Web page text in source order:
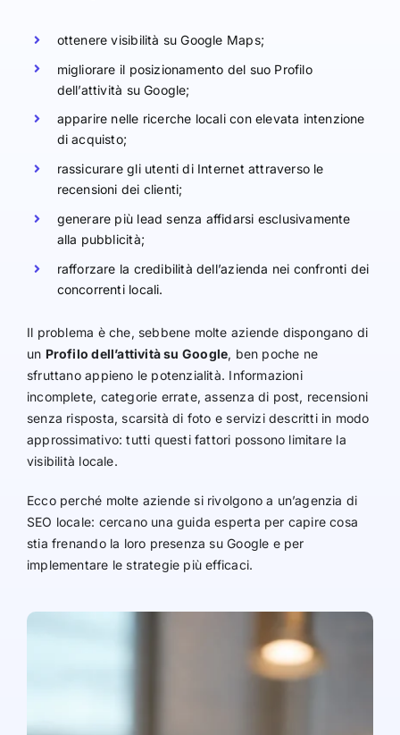
ottenere visibilità su Google Maps;
migliorare il posizionamento del suo Profilo
dell’attività su Google;
apparire nelle ricerche locali con elevata intenzione
di acquisto;
rassicurare gli utenti di Internet attraverso le
recensioni dei clienti;
generare più lead senza affidarsi esclusivamente
alla pubblicità;
rafforzare la credibilità dell’azienda nei confronti dei
concorrenti locali.
Il problema è che, sebbene molte aziende dispongano di
un Profilo dell’attività su Google, ben poche ne
sfruttano appieno le potenzialità. Informazioni
incomplete, categorie errate, assenza di post, recensioni
senza risposta, scarsità di foto e servizi descritti in modo
approssimativo: tutti questi fattori possono limitare la
visibilità locale.
Ecco perché molte aziende si rivolgono a un’agenzia di
SEO locale: cercano una guida esperta per capire cosa
stia frenando la loro presenza su Google e per
implementare le strategie più efficaci.